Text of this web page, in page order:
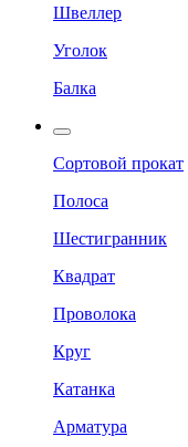
Швеллер
Уголок
Балка
Сортовой прокат
Полоса
Шестигранник
Квадрат
Проволока
Круг
Катанка
Арматура